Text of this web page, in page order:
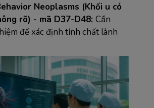
Neoplasms (Khối u có
rõ) - mã D37-D48: Cần
để xác định tính chất lành